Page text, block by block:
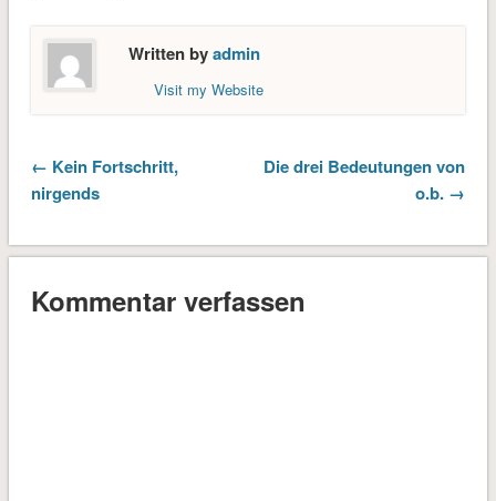
Written byadmin
Visit my Website
← Kein Fortschritt,
nirgends
Die drei Bedeutungen von
o.b. →
Kommentar verfassen